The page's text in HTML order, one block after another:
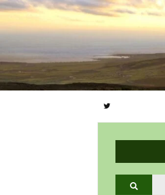
يبحث